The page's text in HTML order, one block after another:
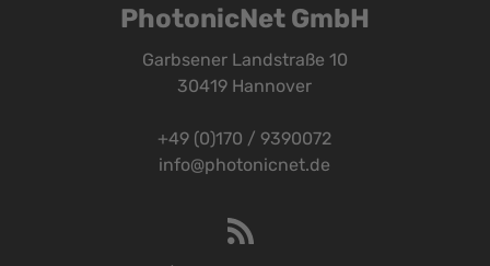
PhotonicNet GmbH
Garbsener Landstraße 10
30419 Hannover
+49 (0)170 / 9390072
info@photonicnet.de